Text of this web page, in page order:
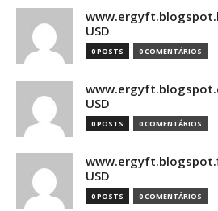
USD
0 POSTS 0 COMENTÁRIOS
USD
0 POSTS 0 COMENTÁRIOS
USD
0 POSTS 0 COMENTÁRIOS